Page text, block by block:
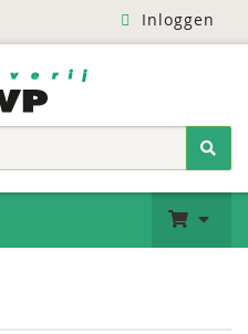
Inloggen